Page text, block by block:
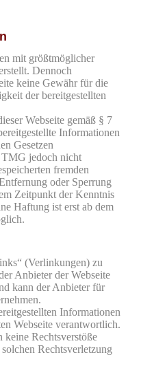
mit größtmöglicher
Dennoch
keine Gewähr für die
der bereitgestellten
Webseite gemäß § 7
Informationen
Gesetzen
jedoch nicht
fremden
oder Sperrung
Zeitpunkt der Kenntnis
Haftung ist erst ab dem
(Verlinkungen) zu
Anbieter der Webseite
kann der Anbieter für
Informationen
Webseite verantwortlich.
Rechtsverstöße
Rechtsverletzung